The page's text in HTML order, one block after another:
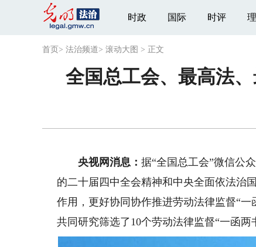
时政 国际 时评
首页 > 法治频道> 滚动大图 > 正文
全国总工会、最高法
央视网消息：据“全国总工会”微信公
的二十届四中全会精神和中央全面依法治
作用，更好协同协作推进劳动法律监督“
共同研究筛选了10个劳动法律监督“一函两